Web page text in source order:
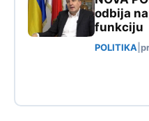
odbija
funkciju
POLITIKA